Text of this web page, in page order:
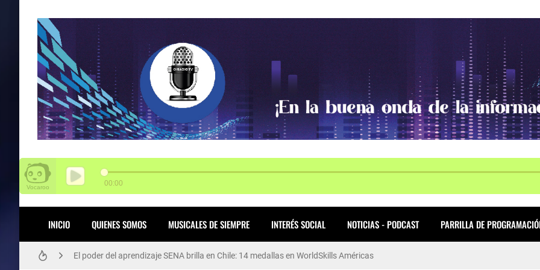
INICIO QUIENES SOMOS MUSICALES DE SIEMPRE INTERÉS SOCIAL NOTICIAS - PODCAST PARRILLA DE
El poder del aprendizaje SENA brilla en Chile: 14 medallas en WorldSkills Américas
Arte, cultura y participación: Rafael Uribe Uribe vivió una gran jornada de Presupuestos Participativos